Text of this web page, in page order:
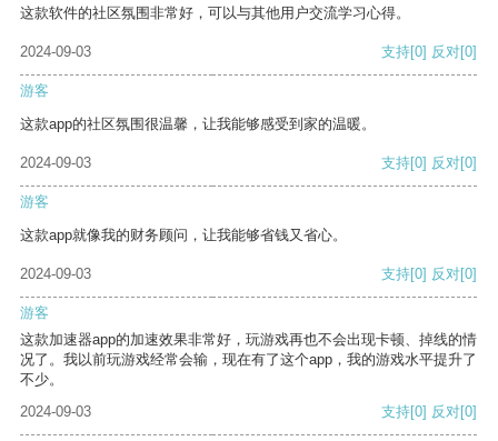
这款软件的社区氛围非常好，可以与其他用户交流学习心得。
2024-09-03 支持[0] 反对[0]
游客
这款app的社区氛围很温馨，让我能够感受到家的温暖。
2024-09-03 支持[0] 反对[0]
游客
这款app就像我的财务顾问，让我能够省钱又省心。
2024-09-03 支持[0] 反对[0]
游客
这款加速器app的加速效果非常好，玩游戏再也不会出现卡顿、掉线的情
况了。我以前玩游戏经常会输，现在有了这个app，我的游戏水平提升了
不少。
2024-09-03
支持[0] 反对[0]